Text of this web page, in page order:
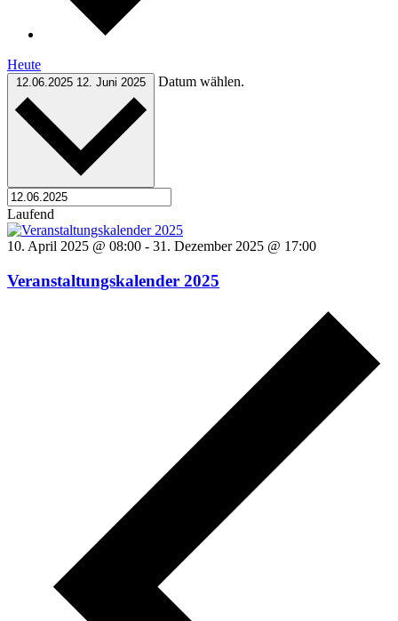
Heute
12.06.2025 12. Juni 2025 Datum wählen.
Laufend
10. April 2025 @ 08:00 - 31. Dezember 2025 @ 17:00
Veranstaltungskalender 2025